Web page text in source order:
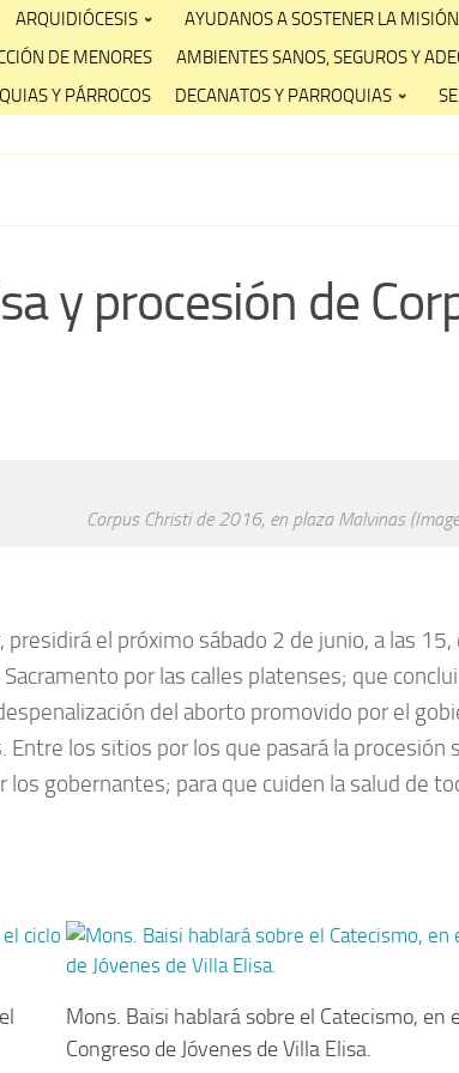
ARQUIDIÓCESIS AYUDANOS A SOSTENER LA
DE MENORES
AMBIENTES SANOS, SEGUROS Y
Y PÁRROCOS
DECANATOS Y PARROQUIAS
y procesión de
Corpus Christi de 2016, en plaza Malvinas
el próximo sábado 2 de junio, a las 15,
por las calles platenses; que
del aborto promovido por el
Entre los sitios por los que pasará la
gobernantes; para que cuiden la salud de
Mons. Baisi hablará sobre el Catecismo, en
Congreso de Jóvenes de Villa Elisa.